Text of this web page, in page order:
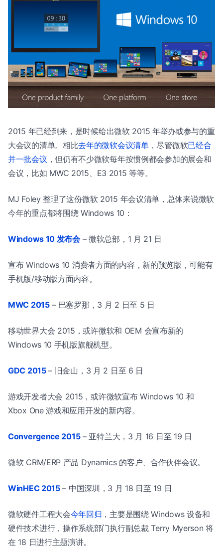
2015 年已经到来，是时候给出微软 2015 年举办或参与的重
大会议的清单。相比去年的微软会议清单，尽管微软已经合
并一批会议 ，但仍有不少微软每年按惯例都会参加的展会和
会议，比如 MWC 2015、E3 2015 等等。
MJ Foley 整理了这份微软 2015 年会议清单，总体来说微软
今年的重点都将围绕 Windows 10：
Windows 10 发布会– 微软总部，1 月 21 日
宣布 Windows 10 消费者方面的内容，新的预览版，可能有
手机版/移动版方面内容。
MWC 2015– 巴塞罗那，3 月 2 日至 5 日
移动世界大会 2015，或许微软和 OEM 会宣布新的
Windows 10 手机版旗舰机型。
GDC 2015– 旧金山，3 月 2 日至 6 日
游戏开发者大会 2015，或许微软宣布 Windows 10 和
Xbox One 游戏和应用开发的新内容。
Convergence 2015– 亚特兰大，3 月 16 日至 19 日
微软 CRM/ERP 产品 Dynamics 的客户、合作伙伴会议。
WinHEC 2015– 中国深圳，3 月 18 日至 19 日
微软硬件工程大会今年回归 ，主要是围绕 Windows 设备和
硬件技术进行，操作系统部门执行副总裁 Terry Myerson 将
在 18 日进行主题演讲。